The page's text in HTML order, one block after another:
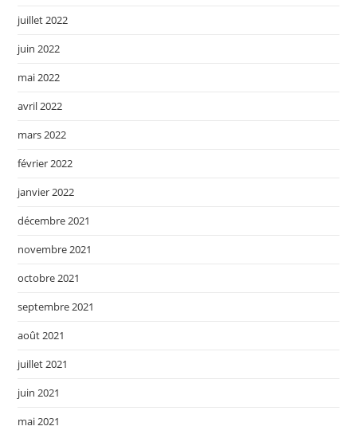
juillet 2022
juin 2022
mai 2022
avril 2022
mars 2022
février 2022
janvier 2022
décembre 2021
novembre 2021
octobre 2021
septembre 2021
août 2021
juillet 2021
juin 2021
mai 2021